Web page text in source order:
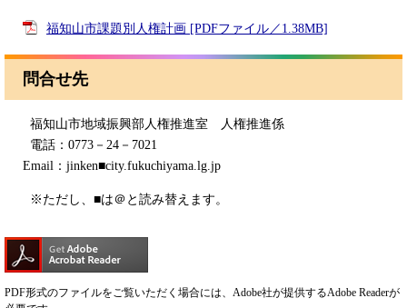
福知山市課題別人権計画 [PDFファイル／1.38MB]
問合せ先
福知山市地域振興部人権推進室 人権推進係
電話：0773－24－7021
Email：jinken■city.fukuchiyama.lg.jp
※ただし、■は＠と読み替えます。
PDF形式のファイルをご覧いただく場合には、Adobe社が提供するAdobe Readerが